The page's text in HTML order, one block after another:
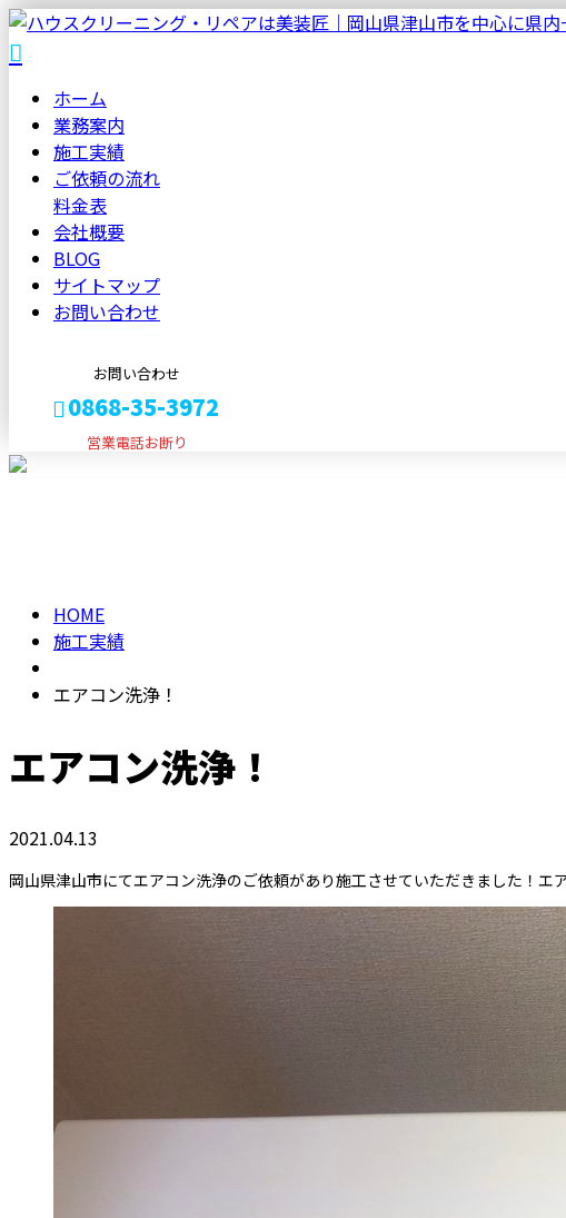
ホーム
業務案内
施工実績
ご依頼の流れ
料金表
会社概要
BLOG
サイトマップ
お問い合わせ
お問い合わせ
0868-35-3972
営業電話お断り
HOME
施工実績
エアコン洗浄！
エアコン洗浄！
2021.04.13
岡山県津山市にてエアコン洗浄のご依頼があり施工させていただきました！